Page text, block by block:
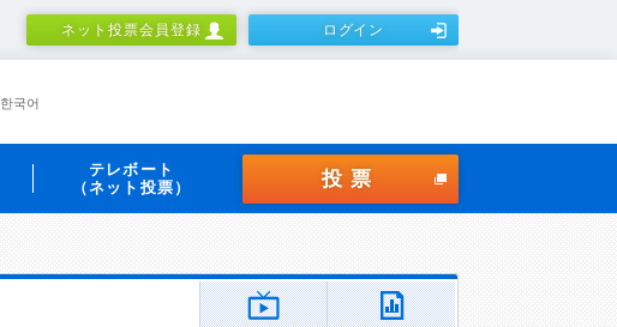
ネット投票会員登録 ログイン
한국어
テレボート
（ネット投票）
投票